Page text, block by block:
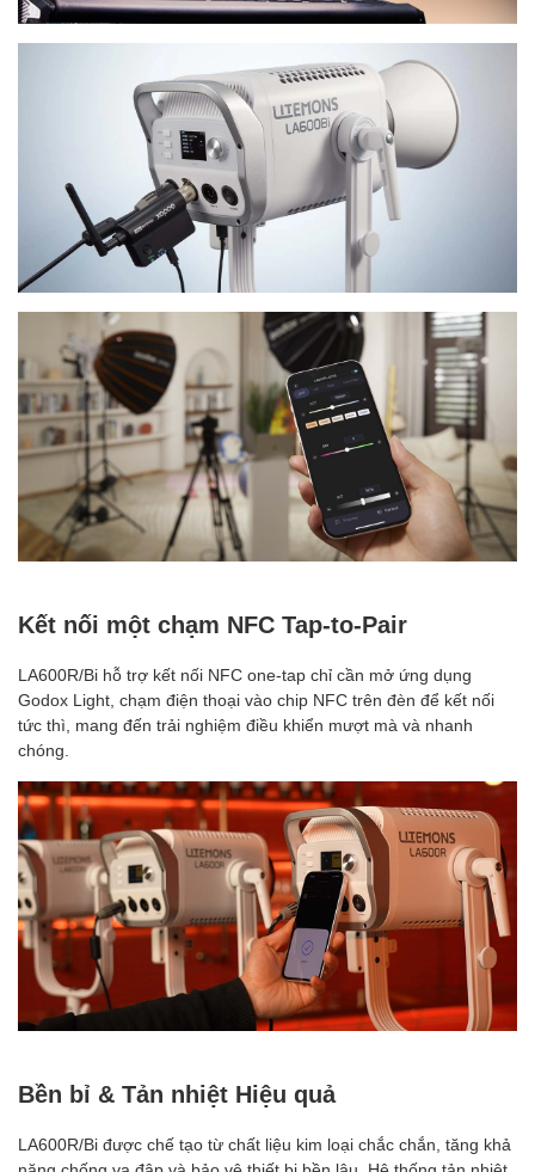
Kết nối một chạm NFC Tap-to-Pair
LA600R/Bi hỗ trợ kết nối NFC one-tap chỉ cần mở ứng dụng
Godox Light, chạm điện thoại vào chip NFC trên đèn để kết nối
tức thì, mang đến trải nghiệm điều khiển mượt mà và nhanh
chóng.
Bền bỉ & Tản nhiệt Hiệu quả
LA600R/Bi được chế tạo từ chất liệu kim loại chắc chắn, tăng khả